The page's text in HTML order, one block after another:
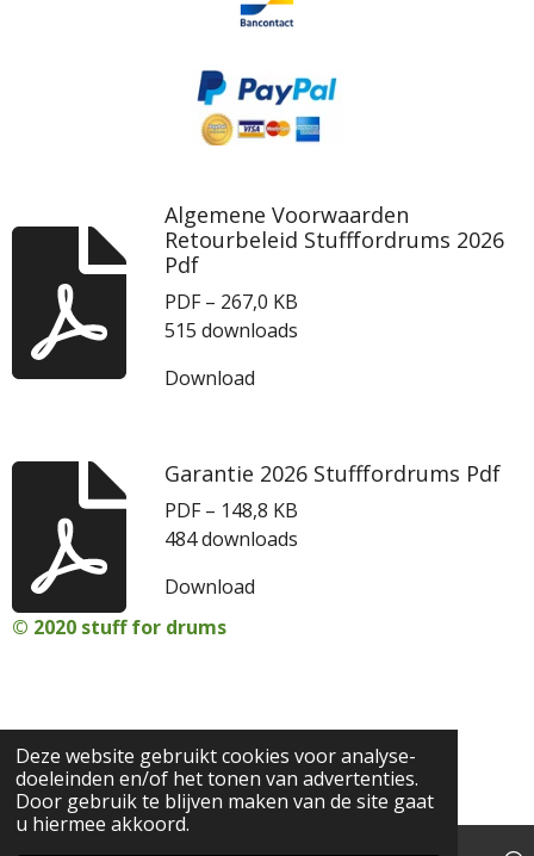
Deze website gebruikt cookies voor analyse-
doeleinden en/of het tonen van advertenties.
Door gebruik te blijven maken van de site gaat
u hiermee akkoord.
Algemene Voorwaarden
Retourbeleid Stufffordrums 2026
Pdf
PDF – 267,0 KB
515 downloads
Download
Garantie 2026 Stufffordrums Pdf
PDF – 148,8 KB
484 downloads
Download
© 2020 stuff for drums